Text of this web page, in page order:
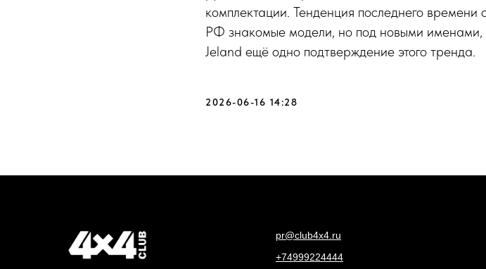
комплектации. Тенденция последнего времени
РФ знакомые модели, но под новыми именами,
Jeland ещё одно подтверждение этого тренда.
2026-06-16 14:28
pr@club4x4.ru
+74999224444